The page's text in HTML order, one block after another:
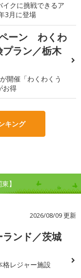
クに挑戦できるア
3月に登場
ーン わくわ
プラン／栃木
開催「わくわくう
お得
キング
】
2026/08/09 更新
ンド／茨城
格レジャー施設